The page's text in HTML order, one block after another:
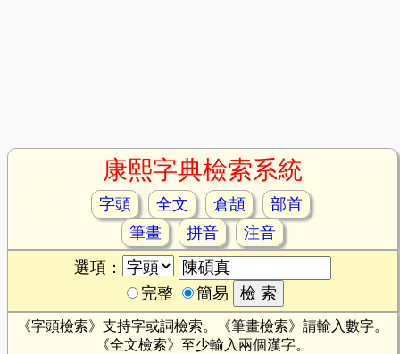
康熙字典檢索系統
字頭 全文 倉頡
部首
筆畫
拼音
注音
選項：
完整
簡易
《字頭檢索》支持字或詞檢索。《筆畫檢索》請輸入數字。
《全文檢索》至少輸入兩個漢字。